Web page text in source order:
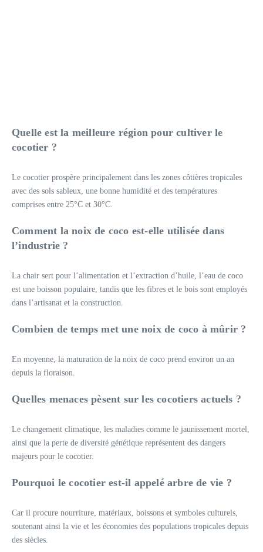
Quelle est la meilleure région pour cultiver le
cocotier ?
Le cocotier prospère principalement dans les zones côtières tropicales
avec des sols sableux, une bonne humidité et des températures
comprises entre 25°C et 30°C.
Comment la noix de coco est-elle utilisée dans
l’industrie ?
La chair sert pour l’alimentation et l’extraction d’huile, l’eau de coco
est une boisson populaire, tandis que les fibres et le bois sont employés
dans l’artisanat et la construction.
Combien de temps met une noix de coco à mûrir ?
En moyenne, la maturation de la noix de coco prend environ un an
depuis la floraison.
Quelles menaces pèsent sur les cocotiers actuels ?
Le changement climatique, les maladies comme le jaunissement mortel,
ainsi que la perte de diversité génétique représentent des dangers
majeurs pour le cocotier.
Pourquoi le cocotier est-il appelé arbre de vie ?
Car il procure nourriture, matériaux, boissons et symboles culturels,
soutenant ainsi la vie et les économies des populations tropicales depuis
des siècles.